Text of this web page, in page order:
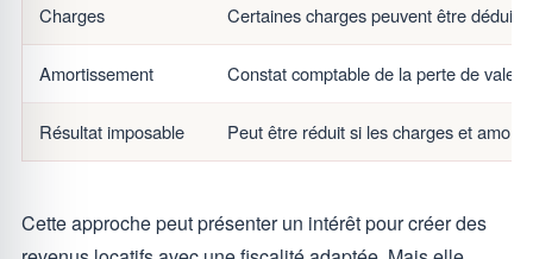
Charges Certaines charges peuvent être
Amortissement Constat comptable de la perte de
Résultat imposable Peut être réduit si les charges et
Cette approche peut présenter un intérêt pour créer des